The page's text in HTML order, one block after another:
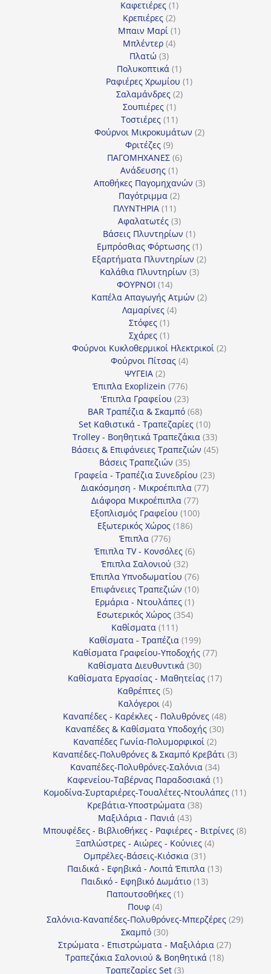
Καφετιέρες 11
προϊόν
Κρεπιέρες 22
προϊόντα
Μπαιν Μαρί 11
Μπλέντερ 44
Πλατώ 33
προϊόντα
Πολυκοπτικά 11
προϊόν
Ραφιέρες Χρωμίου 11
Σαλαμάνδρες 22
Σουπιέρες 11
προϊόν
Τοστιέρες 1111
προϊόντα
Φούρνοι Μικροκυμάτων 22
Φριτέζες 99
προϊόντα
ΠΑΓΟΜΗΧΑΝΕΣ 66
Ανάδευσης 11
προϊόν
Αποθήκες Παγομηχανών 33
Παγότριμμα 22
ΠΛΥΝΤΗΡΙΑ 1111
προϊόντα
Αφαλατωτές 33
προϊόντα
Βάσεις Πλυντηρίων 11
προϊόν
Εμπρόσθιας Φόρτωσης 11
προϊόν
Εξαρτήματα Πλυντηρίων 22
Καλάθια Πλυντηρίων 33
ΦΟΥΡΝΟΙ 1414
προϊόντα
Καπέλα Απαγωγής Ατμών 22
Λαμαρίνες 44
Στόφες 11
προϊόν
Σχάρες 11
προϊόν
Φούρνοι Κυκλοθερμικοί Ηλεκτρικοί 22
Φούρνοι Πίτσας 44
ΨΥΓΕΙΑ 22
προϊόντα
Έπιπλα Exoplizein 776776
προϊόντα
'Επιπλα Γραφείου 2323
προϊόντα
BAR Τραπέζια & Σκαμπό 6868
προϊόντα
Set Καθιστικά - Τραπεζαρίες 1010
προϊόντα
Trolley - Βοηθητικά Τραπεζάκια 3333
προϊόντα
Βάσεις & Επιφάνειες Τραπεζιών 4545
Βάσεις Τραπεζιών 3535
προϊόντα
Γραφεία - Τραπέζια Συνεδρίου 2323
Διακόσμηση - Μικροέπιπλα 7777
Διάφορα Μικροέπιπλα 7777
προϊόντα
Εξοπλισμός Γραφείου 100100
Εξωτερικός Χώρος 186186
Έπιπλα 776776
προϊόντα
Έπιπλα TV - Κονσόλες 66
Έπιπλα Σαλονιού 3232
προϊόντα
Έπιπλα Υπνοδωματίου 7676
προϊόντα
Επιφάνειες Τραπεζιών 1010
Ερμάρια - Ντουλάπες 11
προϊόν
Εσωτερικός Χώρος 354354
Καθίσματα 111111
προϊόντα
Καθίσματα - Τραπέζια 199199
προϊόντα
Καθίσματα Γραφείου-Υποδοχής 7777
Καθίσματα Διευθυντικά 3030
προϊόντα
Καθίσματα Εργασίας - Μαθητείας 1717
Καθρέπτες 55
προϊόντα
Καλόγεροι 44
προϊόντα
Καναπέδες - Καρέκλες - Πολυθρόνες 4848
προϊόντα
Καναπέδες & Καθίσματα Υποδοχής 3030
Καναπέδες Γωνία-Πολυμορφικοί 22
προϊόντα
Καναπέδες-Πολυθρόνες & Σκαμπό Κρεβάτι 33
Καναπέδες-Πολυθρόνες-Σαλόνια 3434
προϊόντα
Καφενείου-Ταβέρνας Παραδοσιακά 11
προϊόν
Κομοδίνα-Συρταριέρες-Τουαλέτες-Ντουλάπες 1111
Κρεβάτια-Υποστρώματα 3838
Μαξιλάρια - Πανιά 4343
προϊόντα
Μπουφέδες - Βιβλιοθήκες - Ραφιέρες - Βιτρίνες 88
Ξαπλώστρες - Αιώρες - Κούνιες 44
Ομπρέλες-Βάσεις-Κιόσκια 3131
προϊόντα
Παιδικά - Εφηβικά - Λοιπά Έπιπλα 1313
Παιδικό - Εφηβικό Δωμάτιο 1313
Παπουτσοθήκες 11
Πουφ 44
προϊόντα
Σαλόνια-Καναπέδες-Πολυθρόνες-Μπερζέρες 2929
Σκαμπό 3030
προϊόντα
Στρώματα - Επιστρώματα - Μαξιλάρια 2727
Τραπεζάκια Σαλονιού & Βοηθητικά 1818
Τραπεζαρίες Set 33